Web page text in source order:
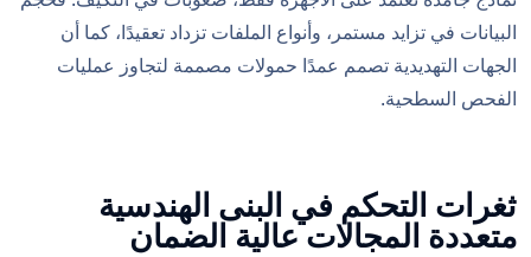
البيانات في تزايد مستمر، وأنواع الملفات تزداد تعقيدًا، كما أن
الجهات التهديدية تصمم عمدًا حمولات مصممة لتجاوز عمليات
الفحص السطحية.
ثغرات التحكم في البنى الهندسية
متعددة المجالات عالية الضمان